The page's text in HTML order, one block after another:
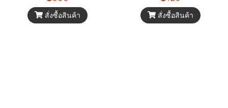
สั่งซื้อสินค้า สั่งซื้อสินค้า